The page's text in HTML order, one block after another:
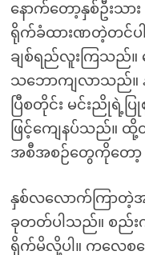
နောက်တော့နှစ်ဦးသာ
ရိုက်ခံထားဏတဲ့တင်ပါ
ချစ်ရည်လူးကြသည်။
သဘောကျလာသည်။
ပြီစတိုင်း မင်းညိုရဲ့
ဖြင့်ကျေနပ်သည်။
အစီအစဉ်တွေကိုတော့
နှစ်လလောက်ကြာတဲ့အခ
ခုတတ်ပါသည်။ စည်
ရိုက်မိလို့ပါ။ ကလေ